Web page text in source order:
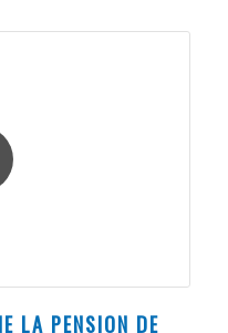
LA PENSION DE